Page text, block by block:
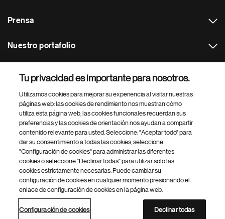
Prensa
Nuestro portafolio
Footer Site Search
inferior
del
© 2026 Novartis AG
Política de privacidad Términos de uso
Accesibilidad
Configuración de cookies
Mapa del sitio
Tu privacidad es importante para nosotros.
Utilizamos cookies para mejorar su experiencia al visitar nuestras
páginas web: las cookies de rendimiento nos muestran cómo
utiliza esta página web, las cookies funcionales recuerdan sus
preferencias y las cookies de orientación nos ayudan a compartir
contenido relevante para usted. Seleccione: "Aceptar todo" para
dar su consentimiento a todas las cookies, seleccione
"Configuración de cookies" para administrar las diferentes
cookies o seleccione "Declinar todas" para utilizar solo las
cookies estrictamente necesarias. Puede cambiar su
configuración de cookies en cualquier momento presionando el
enlace de configuración de cookies en la página web.
Configuración de cookies Declinar todas